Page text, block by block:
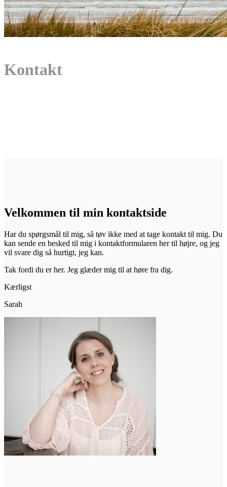
Kontakt
Velkommen til min kontaktside
Har du spørgsmål til mig, så tøv ikke med at tage kontakt til mig. Du
kan sende en besked til mig i kontaktformularen her til højre, og jeg
vil svare dig så hurtigt, jeg kan.
Tak fordi du er her. Jeg glæder mig til at høre fra dig.
Kærligst
Sarah